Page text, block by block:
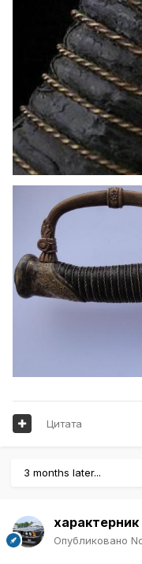
Цитата
3 months later...
характерник
Опубликовано